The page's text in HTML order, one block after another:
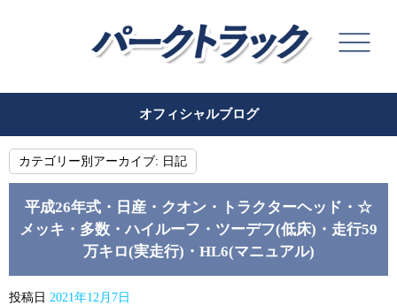
オフィシャルブログ
カテゴリー別アーカイブ: 日記
平成26年式・日産・クオン・トラクターヘッド・☆
メッキ・多数・ハイルーフ・ツーデフ(低床)・走行59
万キロ(実走行)・HL6(マニュアル)
投稿日 2021年12月7日